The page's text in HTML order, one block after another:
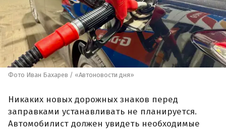
Фото Иван Бахарев / «Автоновости дня»
Никаких новых дорожных знаков перед
заправками устанавливать не планируется.
Автомобилист должен увидеть необходимые